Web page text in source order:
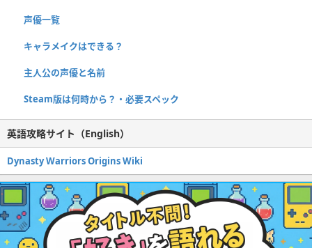
声優一覧
キャラメイクはできる？
主人公の声優と名前
Steam版は何時から？・必要スペック
英語攻略サイト（English）
Dynasty Warriors Origins Wiki